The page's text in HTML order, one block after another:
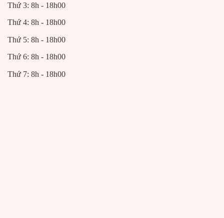
Thứ 3: 8h - 18h00
Thứ 4: 8h - 18h00
Thứ 5: 8h - 18h00
Thứ 6: 8h - 18h00
Thứ 7: 8h - 18h00